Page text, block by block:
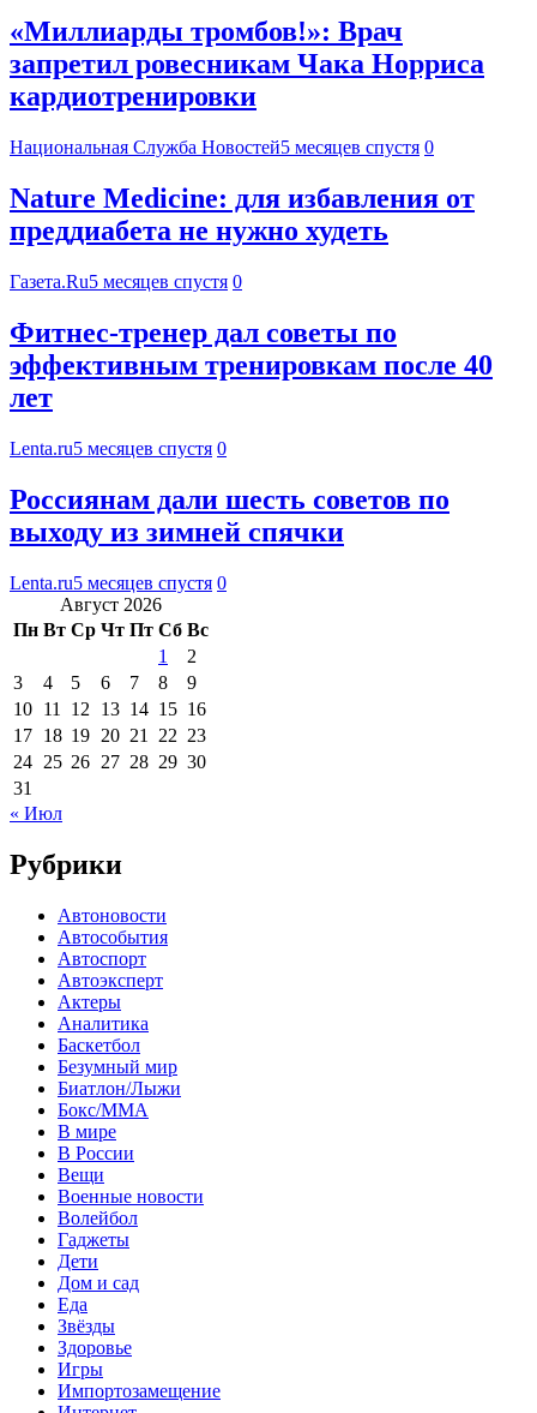
«Миллиарды тромбов!»: Врач
запретил ровесникам Чака Норриса
кардиотренировки
Национальная Служба Новостей5 месяцев спустя 0
Nature Medicine: для избавления от
преддиабета не нужно худеть
Газета.Ru5 месяцев спустя 0
Фитнес-тренер дал советы по
эффективным тренировкам после 40
лет
Lenta.ru5 месяцев спустя 0
Россиянам дали шесть советов по
выходу из зимней спячки
Lenta.ru5 месяцев спустя 0
Август 2026
Пн Вт Ср Чт Пт Сб Вс
1
2
3
4 5 6 7 8
9
10 11 12 13 14 15 16
17 18 19 20 21 22 23
24 25 26 27 28 29 30
31
« Июл
Рубрики
Автоновости
Автособытия
Автоспорт
Автоэксперт
Актеры
Аналитика
Баскетбол
Безумный мир
Биатлон/Лыжи
Бокс/MMA
В мире
В России
Вещи
Военные новости
Волейбол
Гаджеты
Дети
Дом и сад
Еда
Звёзды
Здоровье
Игры
Импортозамещение